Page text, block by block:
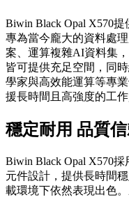
Biwin Black Opal X570
專為當今龐大的資料處
案、運算複雜AI資料集
皆可提供充足空間，同
學家與高效能運算等專
援長時間且高強度的工
穩定耐用 品質
Biwin Black Opal X570採
元件設計，提供長時間
載環境下依然表現出色